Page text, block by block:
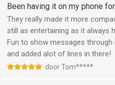
Been having it on my phone
They really made it more
still as entertaining as it always
Fun to show messages through
and added alot of lines in there!
door Tom*****